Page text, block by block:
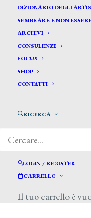
DIZIONARIO DEGLI
SEMBRARE E NON
ARCHIVI
CONSULENZE
FOCUS
SHOP
CONTATTI
RICERCA
LOGIN / REGISTER
CARRELLO
Il tuo carrello è
febbraio 2013